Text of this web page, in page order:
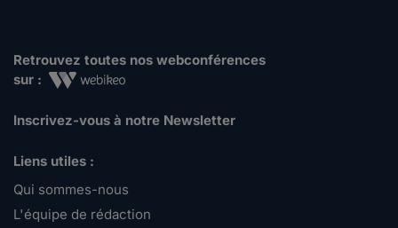
Retrouvez toutes nos webconférences
sur :
Inscrivez-vous à notre Newsletter
Liens utiles :
Qui sommes-nous
L'équipe de rédaction